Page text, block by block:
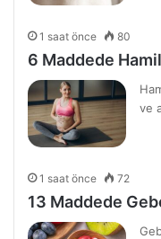
1 saat önce 80
6 Maddede
ve
1 saat önce 72
13 Maddede